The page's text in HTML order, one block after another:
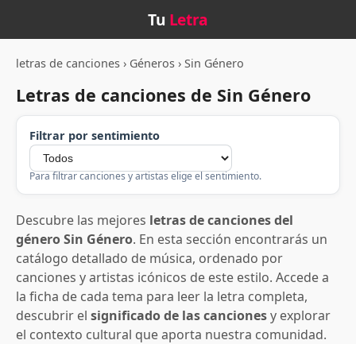
Tu Letra
letras de canciones › Géneros › Sin Género
Letras de canciones de Sin Género
Filtrar por sentimiento
Para filtrar canciones y artistas elige el sentimiento.
Descubre las mejores letras de canciones del
género Sin Género. En esta sección encontrarás un
catálogo detallado de música, ordenado por
canciones y artistas icónicos de este estilo. Accede a
la ficha de cada tema para leer la letra completa,
descubrir el significado de las cancionesy explorar
el contexto cultural que aporta nuestra comunidad.